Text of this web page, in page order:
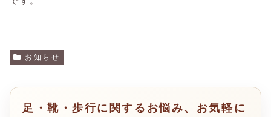
お知らせ
足・靴・歩行に関するお悩み、お気軽に